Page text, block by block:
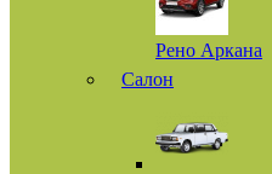
Рено Аркана
Салон